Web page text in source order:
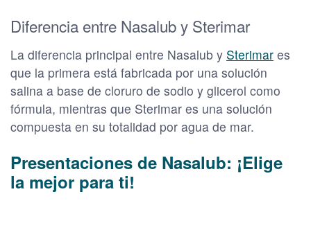
Diferencia entre Nasalub y Sterimar
La diferencia principal entre Nasalub y Sterimar es
que la primera está fabricada por una solución
salina a base de cloruro de sodio y glicerol como
fórmula, mientras que Sterimar es una solución
compuesta en su totalidad por agua de mar.
Presentaciones de Nasalub: ¡Elige
la mejor para ti!